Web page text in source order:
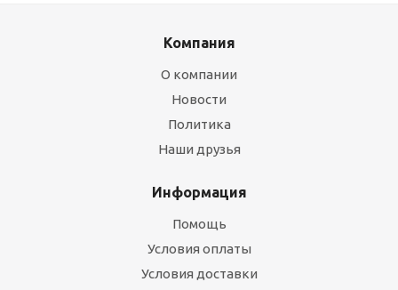
Компания
О компании
Новости
Политика
Наши друзья
Информация
Помощь
Условия оплаты
Условия доставки